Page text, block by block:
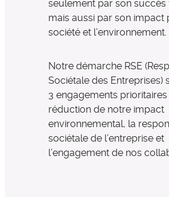
seulement par son succès
mais aussi par son impact
société et l’environnement.
Notre démarche RSE
Sociétale des Entreprises)
3 engagements prioritaires
réduction de notre impact
environnemental, la
sociétale de l’entreprise et
l’engagement de nos